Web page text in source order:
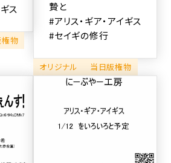
ス
物
贄と
#アリス・ギア・アイギス
#セイギの修行
オリジナル 当日版権物